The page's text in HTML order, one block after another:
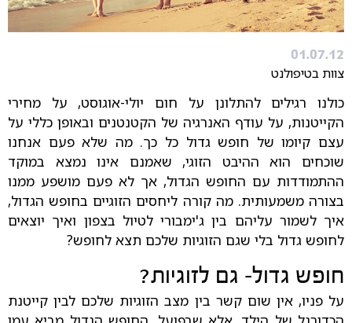
01.07.12
צוות בטיפולנט
כולנו רגילים להתלונן על חום יולי-אוגוסט, על מחירי
הקייטנות, על עודף האנרגיה של הקטנטנים ובאופן כללי על
עצם קיומו של חופש גדול כל כך. מה שלא פעם אנחנו
שוכחים הוא ההיבט הזוגי, שאמנם אינו נמצא במוקד
ההתמודדות עם החופש הגדול, אך לא פעם מושפע ממנו
בצורה משמעותית. מה קורה ליחסים הזוגיים בחופש הגדול,
איך לשמור עליהם בין ג'ימבורי לטיול בצפון ואיך יוצאים
לחופש גדול בלי שגם הזוגיות שלכם תצא לחופש?
חופש גדול- גם לזוגיות?
על פניו, אין שום קשר בין מצב הזוגיות שלכם לבין קייטנת